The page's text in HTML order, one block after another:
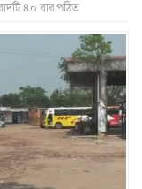
৪০ বার পঠিত